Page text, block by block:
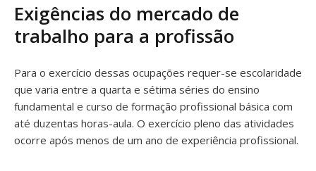
Exigências do mercado de
trabalho para a profissão
Para o exercício dessas ocupações requer-se escolaridade
que varia entre a quarta e sétima séries do ensino
fundamental e curso de formação profissional básica com
até duzentas horas-aula. O exercício pleno das atividades
ocorre após menos de um ano de experiência profissional.